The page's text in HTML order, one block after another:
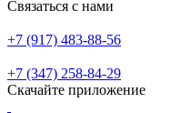
Связаться с нами
+7 (917) 483-88-56
+7 (347) 258-84-29
Скачайте приложение